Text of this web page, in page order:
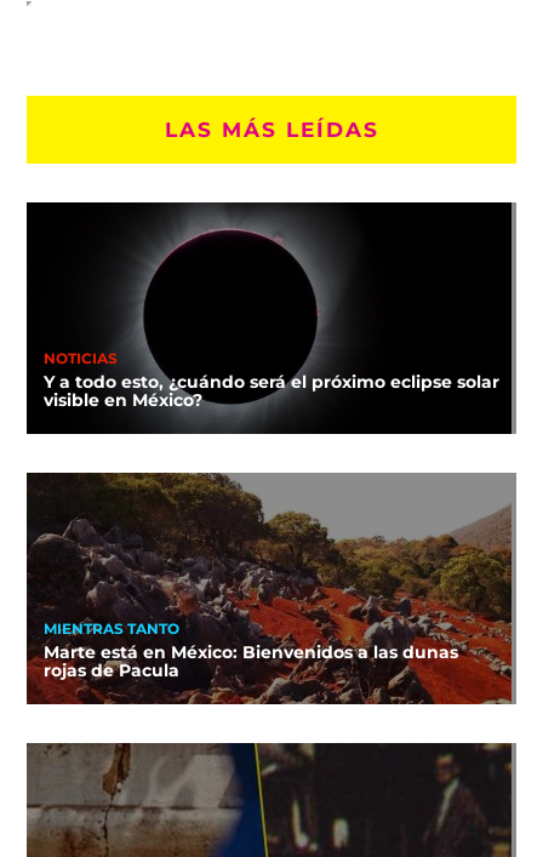
LAS MÁS LEÍDAS
NOTICIAS
Y a todo esto, ¿cuándo será el próximo eclipse solar
visible en México?
MIENTRAS TANTO
Marte está en México: Bienvenidos a las dunas
rojas de Pacula